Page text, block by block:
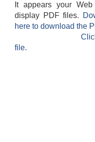
It appears your
display PDF files.
here to download the
file.